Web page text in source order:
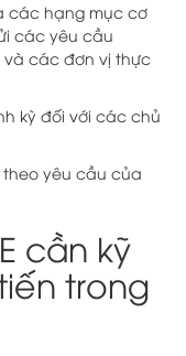
các hạng mục cơ
các yêu cầu
các đơn vị thực
kỳ đối với các chủ
theo yêu cầu của
cần kỹ
trong